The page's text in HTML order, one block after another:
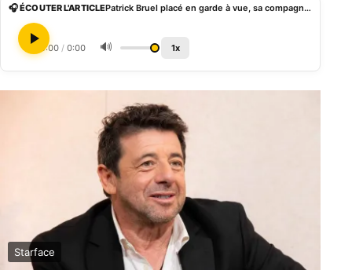
🎧 ÉCOUTER L'ARTICLE Patrick Bruel placé en garde à vue, sa compagne, son ex et ses fils le soutiennent
0:00 / 0:00 🔊 1x
Starface